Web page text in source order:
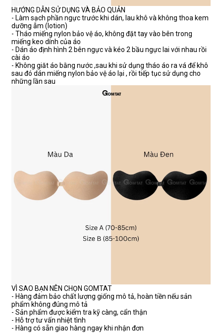
HƯỚNG DẪN SỬ DỤNG VÀ BẢO QUẢN
- Làm sạch phần ngực trước khi dán, lau khô và không thoa kem
dưỡng ẫm (lotion)
- Tháo miếng nylon bảo vệ áo, không đặt tay vào bên trong
miếng keo dính của áo
- Dán áo định hình 2 bên ngực và kéo 2 bầu ngực lai với nhau rồi
cài áo
- Không giăt áo bằng nước ,sau khi sử dụng tháo áo ra vá để khô
sau đó dán miếng nylon bảo vệ áo lại , rồi tiếp tục sử dụng cho
những lần sau
VÌ SAO BẠN NÊN CHỌN GOMTAT
- Hàng đảm bảo chất lượng giống mô tả, hoàn tiền nếu sản
phẩm không đúng mô tả
- Sản phẩm được kiểm tra kỹ càng, cẩn thận
- Hỗ trợ tư vấn nhiệt tình
- Hàng có sẵn giao hàng ngay khi nhận đơn